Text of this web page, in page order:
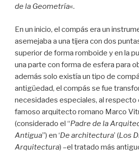
de la Geometría«.
En un inicio, el compás era un
asemejaba a una tijera con dos
superior de forma romboide y en la
una parte con forma de esfera para
además solo existía un tipo de
antigüedad, el compás se fue
necesidades especiales, al respecto
famoso arquitecto romano Marco
(considerado el “Padre de la
Antigua”) en ‘De architectura’ (Los
Arquitectura) –el tratado más